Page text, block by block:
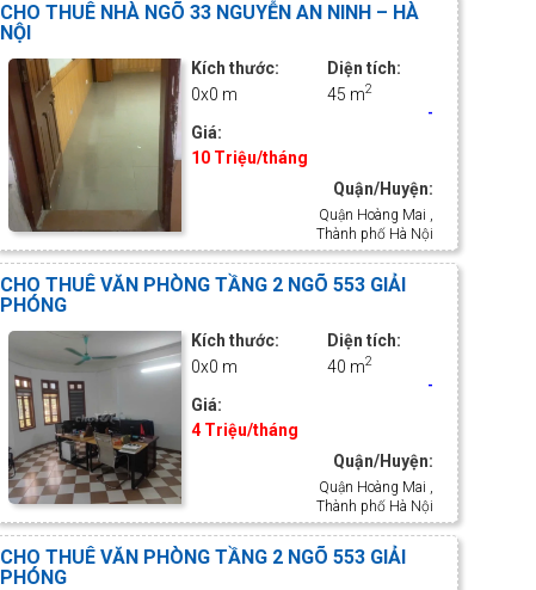
CHO THUÊ NHÀ NGÕ 33 NGUYỄN AN NINH – HÀ
NỘI
Kích thước:
0x0 m
Diện tích:
45 m2
-
Giá:
10 Triệu/tháng
Quận/Huyện:
Quận Hoàng Mai ,
Thành phố Hà Nội
CHO THUÊ VĂN PHÒNG TẦNG 2 NGÕ 553 GIẢI
PHÓNG
Kích thước:
0x0 m
Diện tích:
40 m2
-
Giá:
4 Triệu/tháng
Quận/Huyện:
Quận Hoàng Mai ,
Thành phố Hà Nội
CHO THUÊ VĂN PHÒNG TẦNG 2 NGÕ 553 GIẢI
PHÓNG